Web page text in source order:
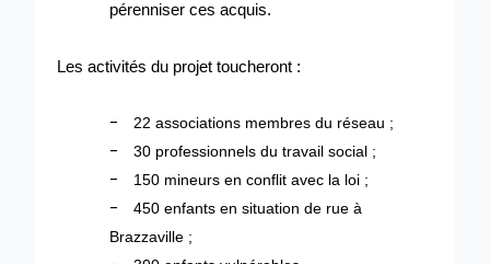
pérenniser ces acquis.
Les activités du projet toucheront :
- 22 associations membres du réseau ;
- 30 professionnels du travail social ;
- 150 mineurs en conflit avec la loi ;
-
450 enfants en situation de rue à
Brazzaville ;